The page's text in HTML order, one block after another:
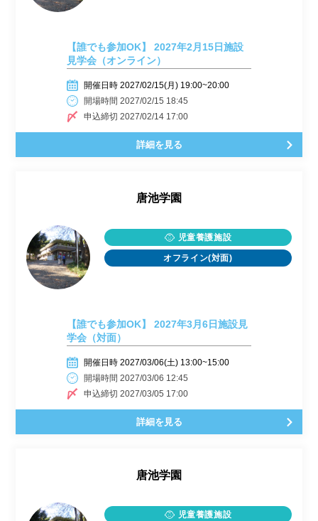
【誰でも参加OK】 2027年2月15日施設
見学会（オンライン）
開催日時 2027/02/15(月) 19:00~20:00
開場時間 2027/02/15 18:45
申込締切 2027/02/14 17:00
詳細を見る
唐池学園
児童養護施設
オフライン(対面)
【誰でも参加OK】 2027年3月6日施設見
学会（対面）
開催日時 2027/03/06(土) 13:00~15:00
開場時間 2027/03/06 12:45
申込締切 2027/03/05 17:00
詳細を見る
唐池学園
児童養護施設